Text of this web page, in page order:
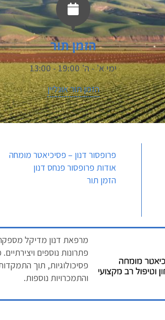
הזמן תור
ימי א’ - ה’ 19:00 - 13:00
הזמן תור אונליין
פרופסור דנון – פסיכיאטר מומחה
אודות פרופסור פנחס דנון
הזמן תור
מרפאת דנון מדיקל מספקת
פתרונות נוספים
פסיכולוגיות, תוך
והתמכרויות נוספות.